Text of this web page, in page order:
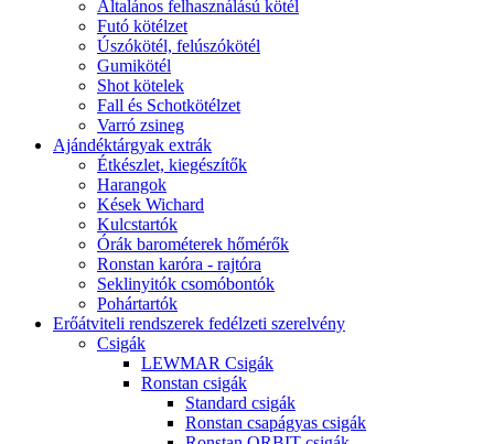
Általános felhasználású kötél
Futó kötélzet
Úszókötél, felúszókötél
Gumikötél
Shot kötelek
Fall és Schotkötélzet
Varró zsineg
Ajándéktárgyak extrák
Étkészlet, kiegészítők
Harangok
Kések Wichard
Kulcstartók
Órák barométerek hőmérők
Ronstan karóra - rajtóra
Seklinyitók csomóbontók
Pohártartók
Erőátviteli rendszerek fedélzeti szerelvény
Csigák
LEWMAR Csigák
Ronstan csigák
Standard csigák
Ronstan csapágyas csigák